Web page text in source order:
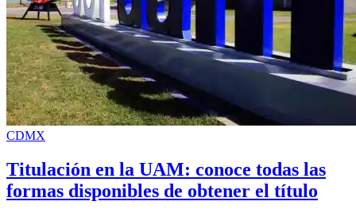
CDMX
Titulación en la UAM: conoce todas las
formas disponibles de obtener el título